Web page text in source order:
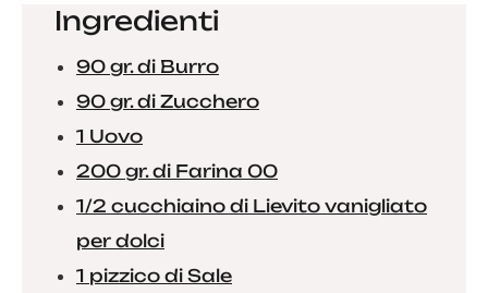
Ingredienti
90 gr. di Burro
90 gr. di Zucchero
1 Uovo
200 gr. di Farina 00
1/2 cucchiaino di Lievito vanigliato
per dolci
1 pizzico di Sale